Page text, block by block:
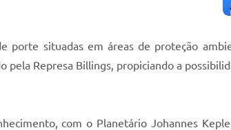
porte situadas em áreas de proteção
pela Represa Billings, propiciando a
com o Planetário Johannes